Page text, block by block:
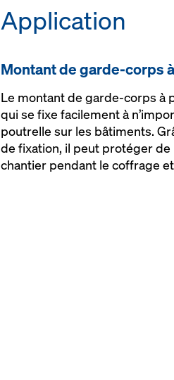
Application
Montant de garde-corps
Le montant de garde-corps à
qui se fixe facilement à
poutrelle sur les bâtiments.
de fixation, il peut protéger
chantier pendant le coffrage